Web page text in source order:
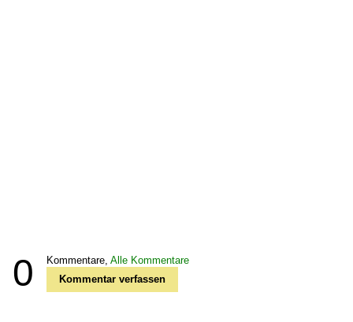
0 Kommentare, Alle Kommentare
Kommentar verfassen